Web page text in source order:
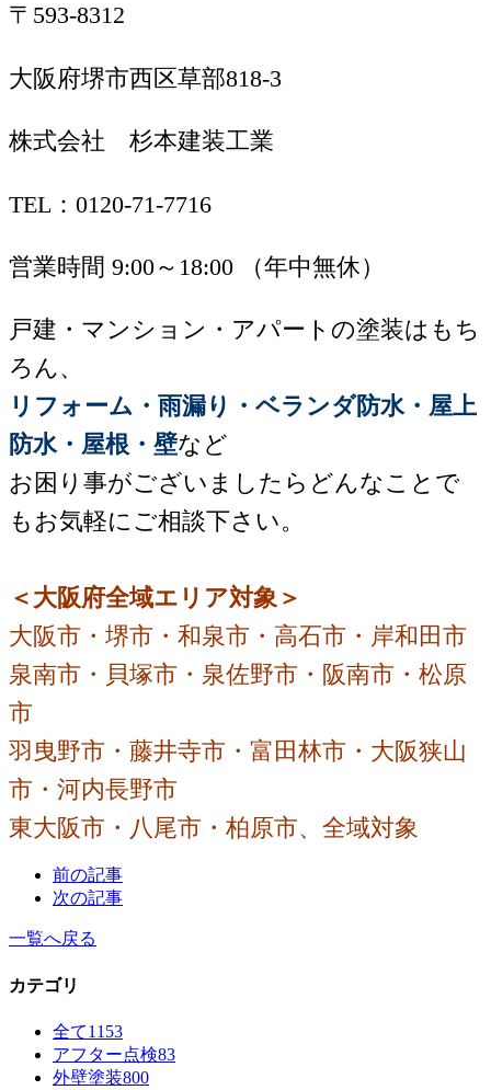
〒593-8312
大阪府堺市西区草部818-3
株式会社 杉本建装工業
TEL：0120-71-7716
営業時間 9:00～18:00 （年中無休）
戸建・マンション・アパートの塗装はもち
ろん、
リフォーム・雨漏り・ベランダ防水・屋上
防水・屋根・壁など
お困り事がございましたらどんなことで
もお気軽にご相談下さい。
＜大阪府全域エリア対象＞
大阪市・堺市・和泉市・高石市・岸和田市
泉南市・貝塚市・泉佐野市・阪南市・松原
市
羽曳野市・藤井寺市・富田林市・大阪狭山
市・河内長野市
東大阪市・八尾市・柏原市、全域対象
前の記事
次の記事
一覧へ戻る
カテゴリ
全て1153
アフター点検83
外壁塗装800